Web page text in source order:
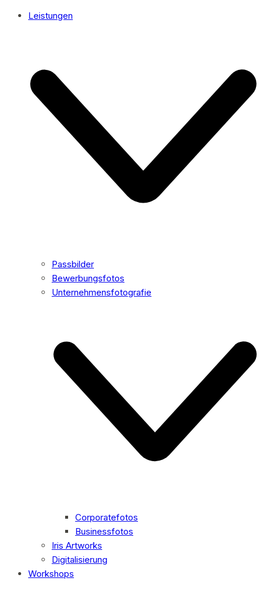
Leistungen
Passbilder
Bewerbungsfotos
Unternehmensfotografie
Corporatefotos
Businessfotos
Iris Artworks
Digitalisierung
Workshops